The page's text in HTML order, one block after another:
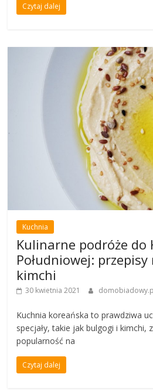
Czytaj dalej
Kuchnia
Kulinarne podróże do
Południowej:
kimchi
30 kwietnia 2021
Kuchnia koreańska to prawdziwa
specjały, takie jak bulgogi i kimchi,
popularność na
Czytaj dalej